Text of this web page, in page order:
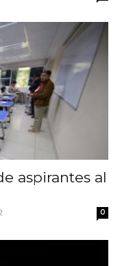
aspirantes al
0